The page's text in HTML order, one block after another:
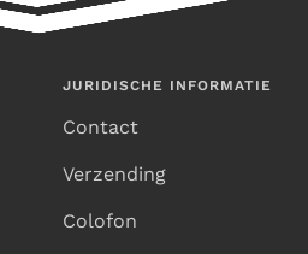
diadiadiadia
JURIDISCHE INFORMATIE
Contact
Verzending
Colofon